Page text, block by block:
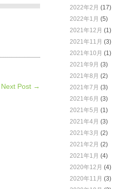
Next Post →
2022年2月 (17)
2022年1月 (5)
2021年12月 (1)
2021年11月 (3)
2021年10月 (1)
2021年9月 (3)
2021年8月 (2)
2021年7月 (3)
2021年6月 (3)
2021年5月 (1)
2021年4月 (3)
2021年3月 (2)
2021年2月 (2)
2021年1月 (4)
2020年12月 (4)
2020年11月 (3)